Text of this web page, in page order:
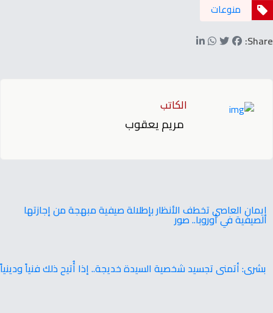
منوعات
Share:
الكاتب
مريم يعقوب
إيمان العاصي تخطف الأنظار بإطلالة صيفية مبهجة من إجازتها
الصيفية في أوروبا.. صور
بشرى: ‬أتمنى‭ ‬تجسيد‭ ‬شخصية‭ ‬السيدة‭ ‬خديجة.. ‬إذا‭ ‬أُتيح‭ ‬ذلك‭ ‬فنياً‭ ‬ودينياً